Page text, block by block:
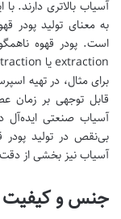
آسیاب بالاتری
به معنای تولید پودر
برای مثال، در تهیه
قابل توجهی بر زمان
آسیاب صنعتی
بی‌نقص در تولید پودر
آسیاب نیز بخشی از
جنس و